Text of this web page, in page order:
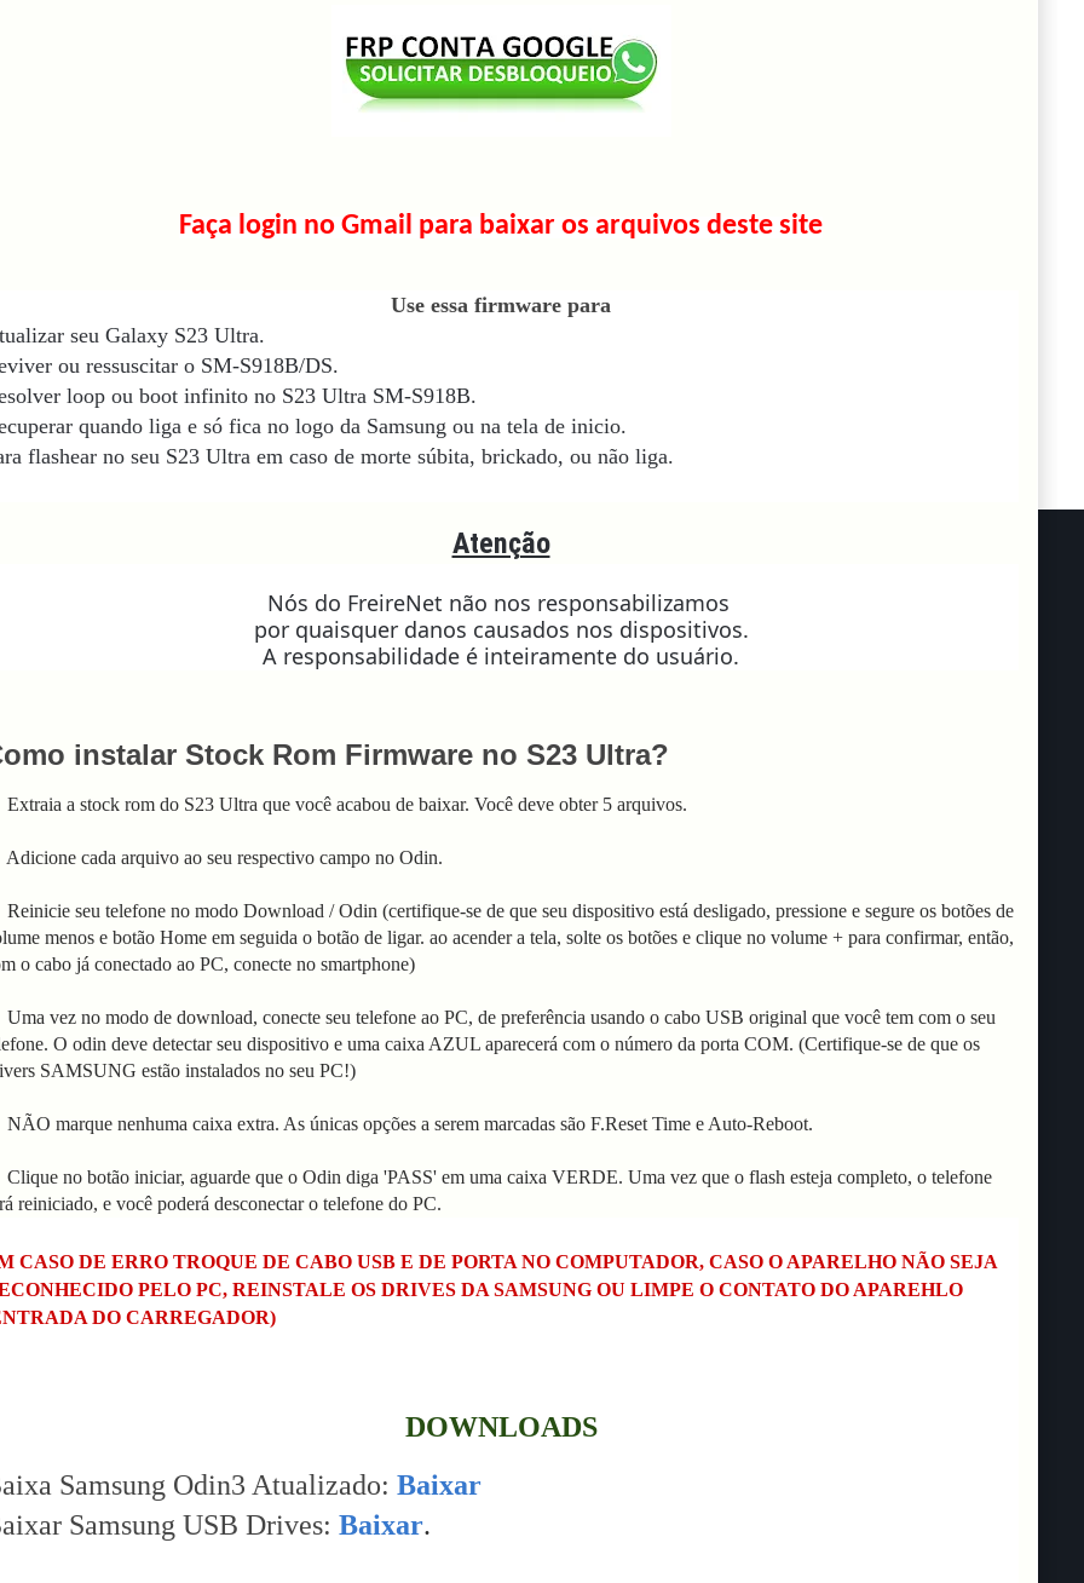
Faça login no Gmail para baixar os arquivos deste site
Use essa firmware para
seu Galaxy S23 Ultra.
ou ressuscitar o SM-S918B/DS.
loop ou boot infinito no S23 Ultra SM-S918B.
quando liga e só fica no logo da Samsung ou na tela de inicio.
flashear no seu S23 Ultra em caso de morte súbita, brickado, ou não liga.
Atenção
Nós do FreireNet não nos responsabilizamos
por quaisquer danos causados nos dispositivos.
A responsabilidade é inteiramente do usuário.
instalar Stock Rom Firmware no S23 Ultra?
Extraia a stock rom do S23 Ultra que você acabou de baixar. Você deve obter 5 arquivos.
Adicione cada arquivo ao seu respectivo campo no Odin.
seu telefone no modo Download / Odin (certifique-se de que seu dispositivo está desligado, pressione e segure os botões de
menos e botão Home em seguida o botão de ligar. ao acender a tela, solte os botões e clique no volume + para confirmar, então,
o cabo já conectado ao PC, conecte no smartphone)
vez no modo de download, conecte seu telefone ao PC, de preferência usando o cabo USB original que você tem com o seu
O odin deve detectar seu dispositivo e uma caixa AZUL aparecerá com o número da porta COM. (Certifique-se de que os
SAMSUNG estão instalados no seu PC!)
marque nenhuma caixa extra. As únicas opções a serem marcadas são F.Reset Time e Auto-Reboot.
no botão iniciar, aguarde que o Odin diga 'PASS' em uma caixa VERDE. Uma vez que o flash esteja completo, o telefone
reiniciado, e você poderá desconectar o telefone do PC.
CASO DE ERRO TROQUE DE CABO USB E DE PORTA NO COMPUTADOR, CASO O APARELHO NÃO SEJA
PELO PC, REINSTALE OS DRIVES DA SAMSUNG OU LIMPE O CONTATO DO APAREHLO
DO CARREGADOR)
DOWNLOADS
Samsung Odin3 Atualizado: Baixar
Samsung USB Drives: Baixar.